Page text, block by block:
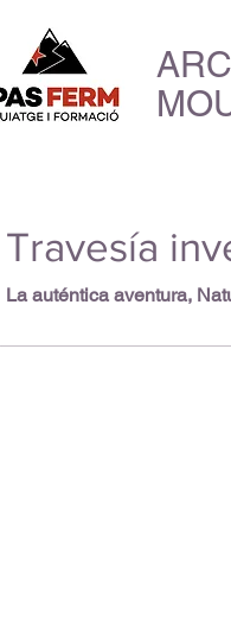
Travesía
La auténtica aventura,